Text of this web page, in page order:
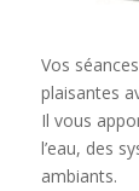
Vos
plaisantes
Il vous
l’eau, des
ambiants.